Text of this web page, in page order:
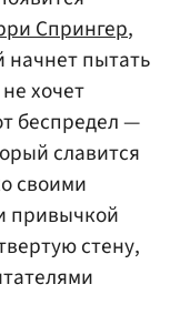
Спрингер,
начнет пытать
хочет
беспредел —
славится
своими
привычкой
стену,